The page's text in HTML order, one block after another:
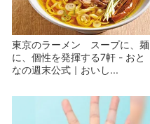
東京のラーメン スープに、麺
に、個性を発揮する7軒 - おと
なの週末公式｜おいし...